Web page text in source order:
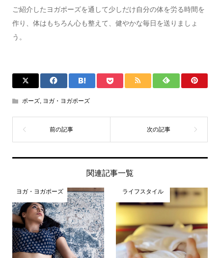
ご紹介したヨガポーズを通して少しだけ自分の体を労る時間を
作り、体はもちろん心も整えて、健やかな毎日を送りましょ
う。
ポーズ, ヨガ・ヨガポーズ
関連記事一覧
ヨガ・ヨガポーズ ライフスタイル